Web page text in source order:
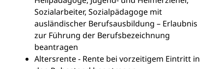
Sozialarbeiter, Sozialpädagoge mit
ausländischer Berufsausbildung – Erlaubnis
zur Führung der Berufsbezeichnung
beantragen
Altersrente - Rente bei vorzeitigem Eintritt in